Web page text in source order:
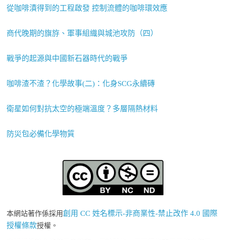
從咖啡漬得到的工程啟發 控制流體的咖啡環效應
商代晚期的旗斿、軍事組織與城池攻防（四）
戰爭的起源與中國新石器時代的戰爭
咖啡渣不渣？化學故事(二)：化身SCG永續磚
衛星如何對抗太空的極端溫度？多層隔熱材料
防災包必備化學物質
本網站著作係採用創用 CC 姓名標示-非商業性-禁止改作 4.0 國際
授權條款授權。